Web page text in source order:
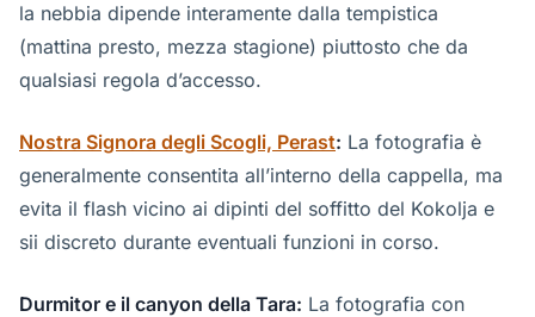
la nebbia dipende interamente dalla tempistica
(mattina presto, mezza stagione) piuttosto che da
qualsiasi regola d’accesso.
Nostra Signora degli Scogli, Perast: La fotografia è
generalmente consentita all’interno della cappella, ma
evita il flash vicino ai dipinti del soffitto del Kokolja e
sii discreto durante eventuali funzioni in corso.
Durmitor e il canyon della Tara: La fotografia con